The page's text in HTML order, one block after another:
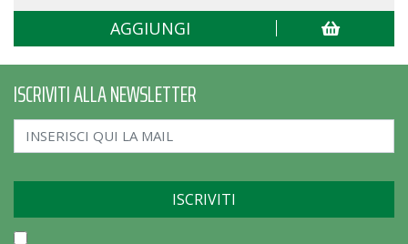
AGGIUNGI
ISCRIVITI ALLA NEWSLETTER